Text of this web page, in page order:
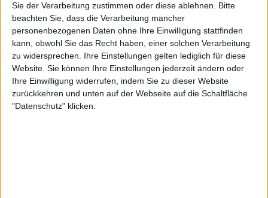
Sie der Verarbeitung zustimmen oder diese ablehnen. Bitte
beachten Sie, dass die Verarbeitung mancher
personenbezogenen Daten ohne Ihre Einwilligung stattfinden
kann, obwohl Sie das Recht haben, einer solchen Verarbeitung
zu widersprechen. Ihre Einstellungen gelten lediglich für diese
Website. Sie können Ihre Einstellungen jederzeit ändern oder
Ihre Einwilligung widerrufen, indem Sie zu dieser Website
zurückkehren und unten auf der Webseite auf die Schaltfläche
"Datenschutz" klicken.
0:32
Geier - Geleit